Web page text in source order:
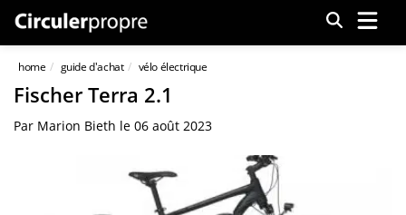
Menu
home guide d'achat vélo électrique
Fischer Terra 2.1
Par Marion Bieth le 06 août 2023